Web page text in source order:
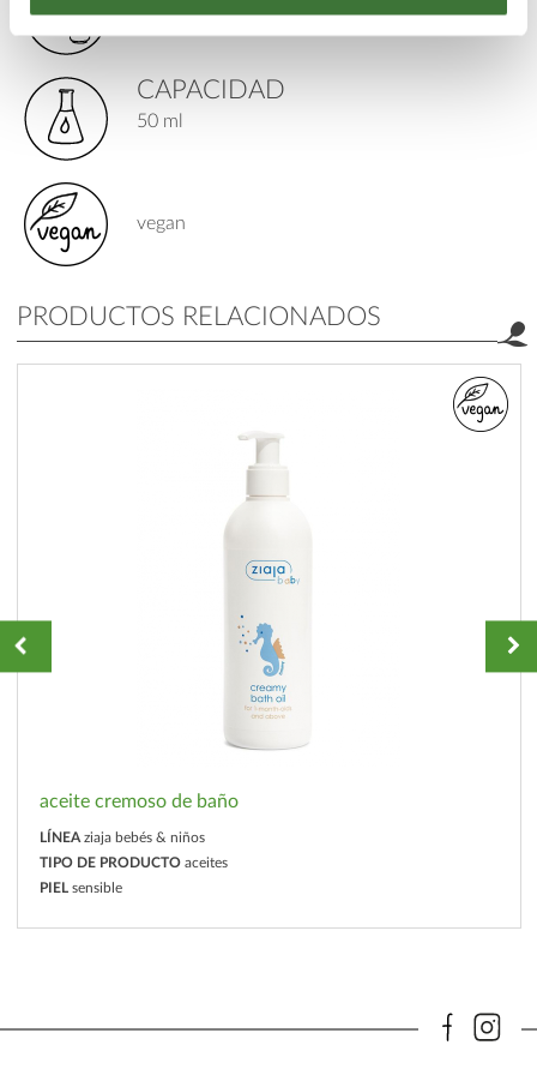
cremas faciales
CAPACIDAD
50 ml
vegan
PRODUCTOS RELACIONADOS
aceite cremoso de baño
LÍNEA ziaja bebés & niños
TIPO DE PRODUCTO aceites
PIEL sensible